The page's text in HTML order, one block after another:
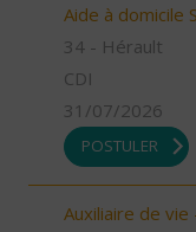
Aide à domicile
34 - Hérault
CDI
31/07/2026
POSTULER
Auxiliaire de